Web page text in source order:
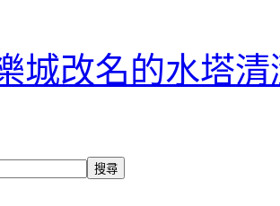
城改名的水塔
搜尋